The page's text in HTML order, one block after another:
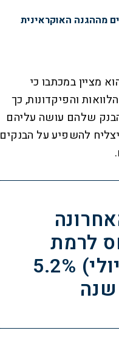
מההגנה האוקראינית
מציין במכתבו כי
והפיקדונות, כך
שלהם עושה עליהם
להשפיע על הבנקים
לרמת
האינפלציה (נכון למדד יולי) 5.2%